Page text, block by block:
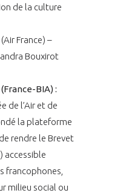
de la culture
France) –
Bouxirot
BIA) :
de l’Air et de
la plateforme
rendre le Brevet
accessible
francophones,
milieu social ou